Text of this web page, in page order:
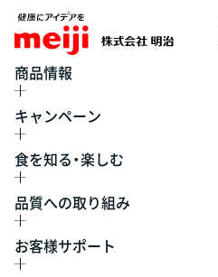
商品情報
キャンペーン
食を知る・楽しむ
品質への取り組み
お客様サポート